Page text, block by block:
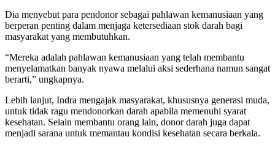
Dia menyebut para pendonor sebagai pahlawan kemanusiaan yang
berperan penting dalam menjaga ketersediaan stok darah bagi
masyarakat yang membutuhkan.
“Mereka adalah pahlawan kemanusiaan yang telah membantu
menyelamatkan banyak nyawa melalui aksi sederhana namun sangat
berarti,” ungkapnya.
Lebih lanjut, Indra mengajak masyarakat, khususnya generasi muda,
untuk tidak ragu mendonorkan darah apabila memenuhi syarat
kesehatan. Selain membantu orang lain, donor darah juga dapat
menjadi sarana untuk memantau kondisi kesehatan secara berkala.